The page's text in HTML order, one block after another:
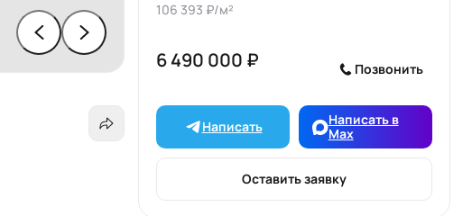
106 393 ₽/м²
6 490 000 ₽
Написать
Написать в
Max
Оставить заявку
Позвонить